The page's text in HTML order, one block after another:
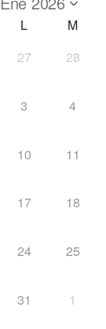
L M
27
28
3 4
10 11
17 18
24 25
31 1